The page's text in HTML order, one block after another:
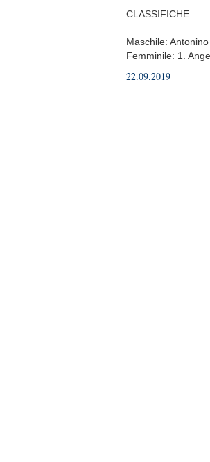
CLASSIFICHE
Maschile:
Femminile: 1.
22.09.2019